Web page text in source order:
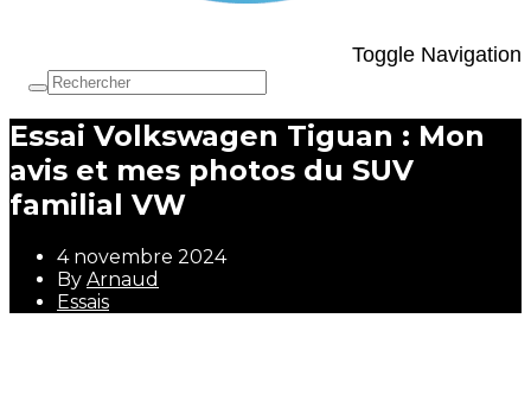
Toggle Navigation
Essai Volkswagen Tiguan : Mon
avis et mes photos du SUV
familial VW
4 novembre 2024
By Arnaud
Essais